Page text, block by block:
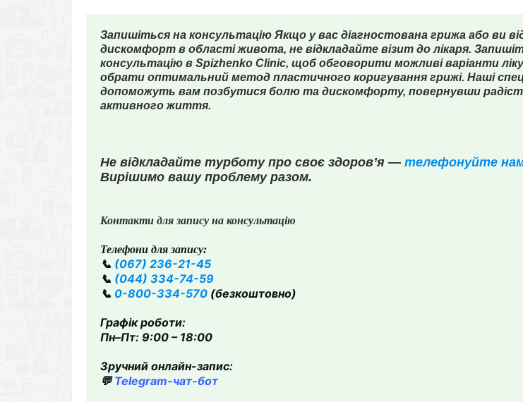
Запишіться на консультацію Якщо у вас діагностована грижа або ви
дискомфорт в області живота, не відкладайте візит до лікаря.
консультацію в Spizhenko Clinic, щоб обговорити можливі варіанти
обрати оптимальний метод пластичного коригування грижі. Наші
допоможуть вам позбутися болю та дискомфорту, повернувши
активного життя.
Не відкладайте турботу про своє здоров’я — телефонуйте
Вирішимо вашу проблему разом.
Контакти для запису на консультацію
Телефони для запису:
📞 (067) 236-21-45
📞 (044) 334-74-59
📞 0-800-334-570 (безкоштовно)
Графік роботи:
Пн–Пт: 9:00 – 18:00
Зручний онлайн-запис:
💬Telegram-чат-бот